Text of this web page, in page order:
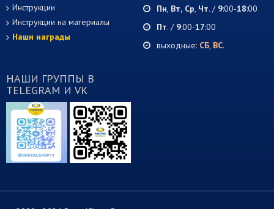
Инструкции
Инструкции на материалы
Наши награды
Пн, Вт, Ср, Чт. / 9:00-18:00
Пт. / 9:00-17:00
выходные: СБ, ВС.
НАШИ ГРУППЫ В
TELEGRAM И VK